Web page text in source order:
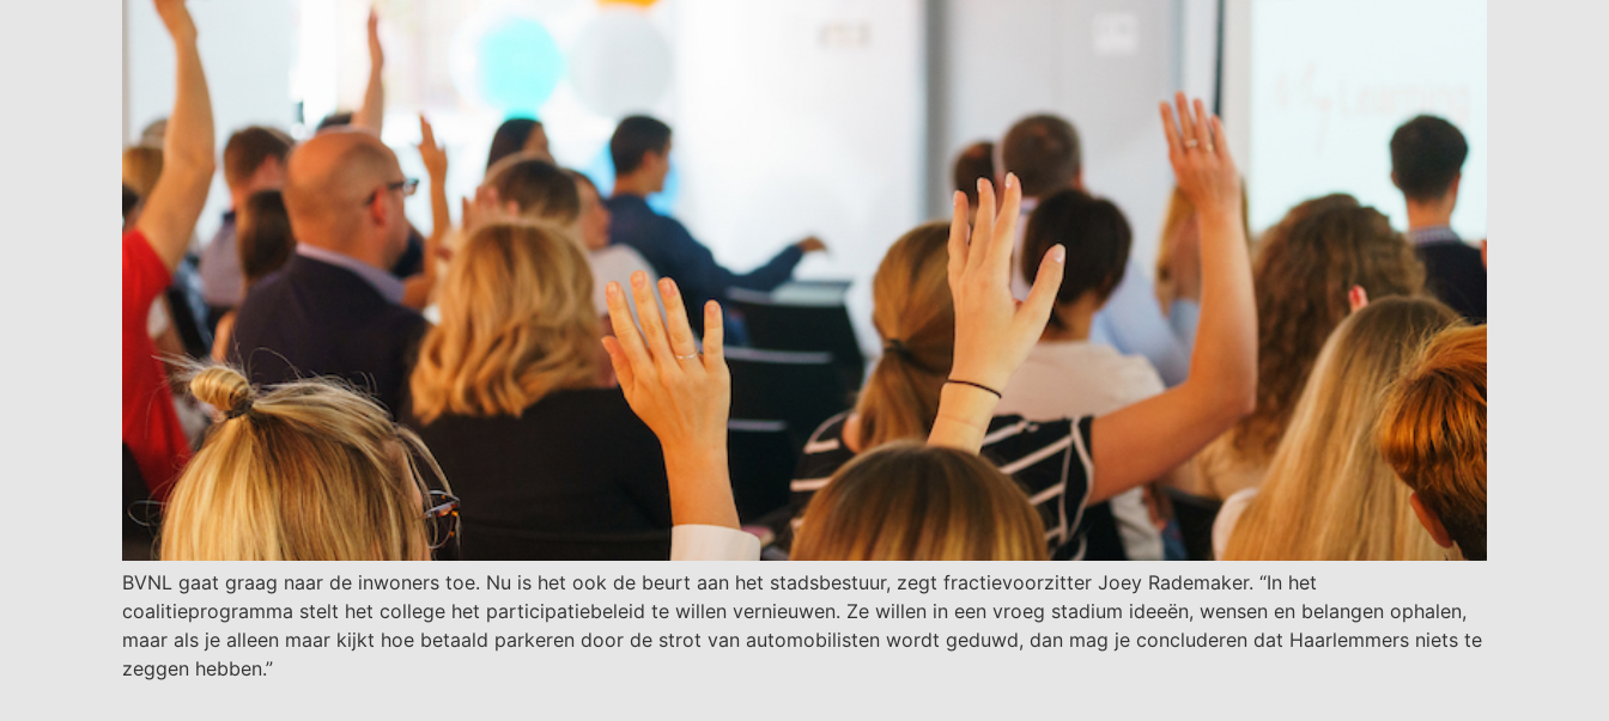
BVNL gaat graag naar de inwoners toe. Nu is het ook de beurt aan het stadsbestuur, zegt fractievoorzitter Joey Rademaker. “In het
coalitieprogramma stelt het college het participatiebeleid te willen vernieuwen. Ze willen in een vroeg stadium ideeën, wensen en belangen ophalen,
maar als je alleen maar kijkt hoe betaald parkeren door de strot van automobilisten wordt geduwd, dan mag je concluderen dat Haarlemmers niets te
zeggen hebben.”